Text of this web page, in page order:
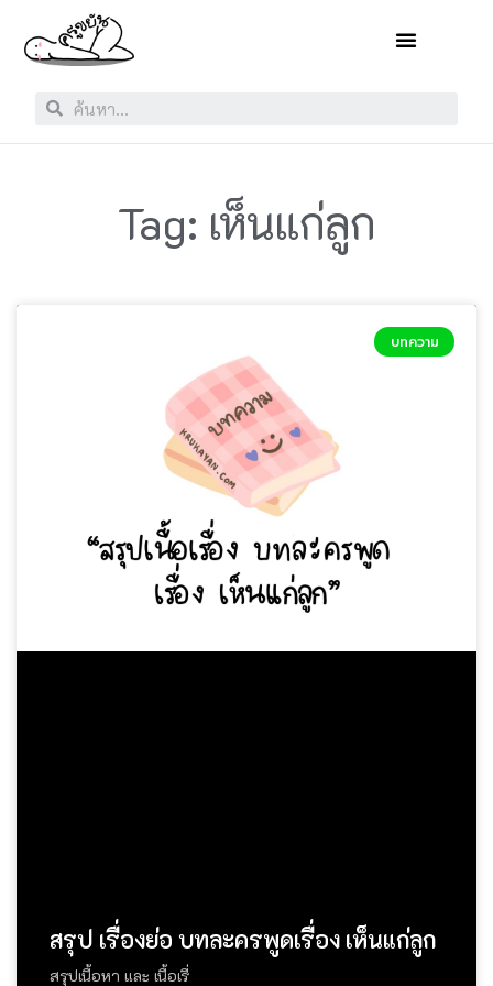
Tag: เห็นแก่ลูก
บทความ
สรุป เรื่องย่อ บทละครพูดเรื่อง เห็นแก่ลูก
สรุปเนื้อหา และ เนื้อเรื่